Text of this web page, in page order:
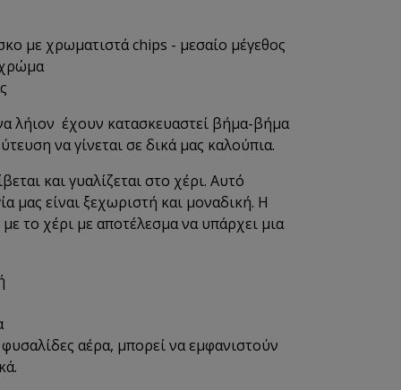
με χρωματιστά chips - μεσαίο μέγεθος
λήιον έχουν κατασκευαστεί βήμα-βήμα
να γίνεται σε δικά μας καλούπια.
και γυαλίζεται στο χέρι. Αυτό
μας είναι ξεχωριστή και μοναδική. Η
το χέρι με αποτέλεσμα να υπάρχει μια
αέρα, μπορεί να εμφανιστούν